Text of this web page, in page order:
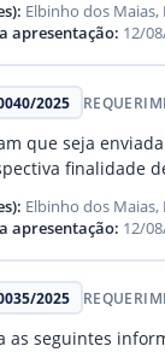
Elbinho dos
apresentação: 12/
2025
que seja
finalidade
Elbinho dos
apresentação: 12/
2025
as seguintes